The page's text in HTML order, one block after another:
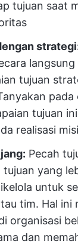
tujuan saat
tujuan
pada
tujuan
realisasi
Pecah
yang
untuk
tim. Hal ini
organisasi
dan